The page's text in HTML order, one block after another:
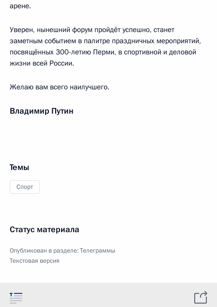
арене.
Уверен, нынешний форум пройдёт успешно, станет
заметным событием в палитре праздничных мероприятий,
посвящённых 300-летию Перми, в спортивной и деловой
жизни всей России.
Желаю вам всего наилучшего.
Владимир Путин
Темы
Спорт
Статус материала
Опубликован в разделе:Телеграммы
Текстовая версия